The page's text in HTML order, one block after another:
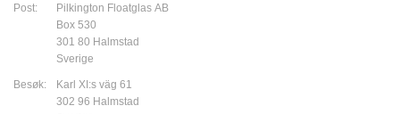
Post:
Pilkington Floatglas AB
Box 530
301 80 Halmstad
Sverige
Besøk:
Karl XI:s väg 61
302 96 Halmstad